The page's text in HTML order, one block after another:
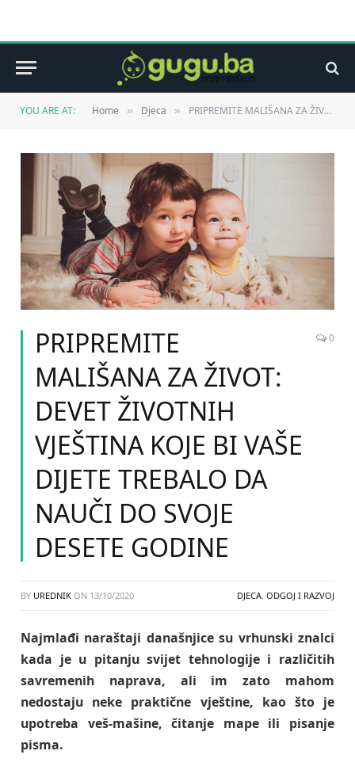
YOU ARE AT: Home » Djeca » PRIPREMITE MALIŠANA ZA ŽIVOT: DEVET ŽIVOTNIH VJEŠTINA KOJE BI VAŠE DIJETE TREBALO DA NAUČI DO SVOJE DESETE GODINE
PRIPREMITE
MALIŠANA ZA ŽIVOT:
DEVET ŽIVOTNIH
VJEŠTINA KOJE BI VAŠE
DIJETE TREBALO DA
NAUČI DO SVOJE
DESETE GODINE
0
BY UREDNIK ON 13/10/2020 DJECA, ODGOJ I RAZVOJ
Najmlađi naraštaji današnjice su vrhunski znalci
kada je u pitanju svijet tehnologije i različitih
savremenih naprava, ali im zato mahom
nedostaju neke praktične vještine, kao što je
upotreba veš-mašine, čitanje mape ili pisanje
pisma.